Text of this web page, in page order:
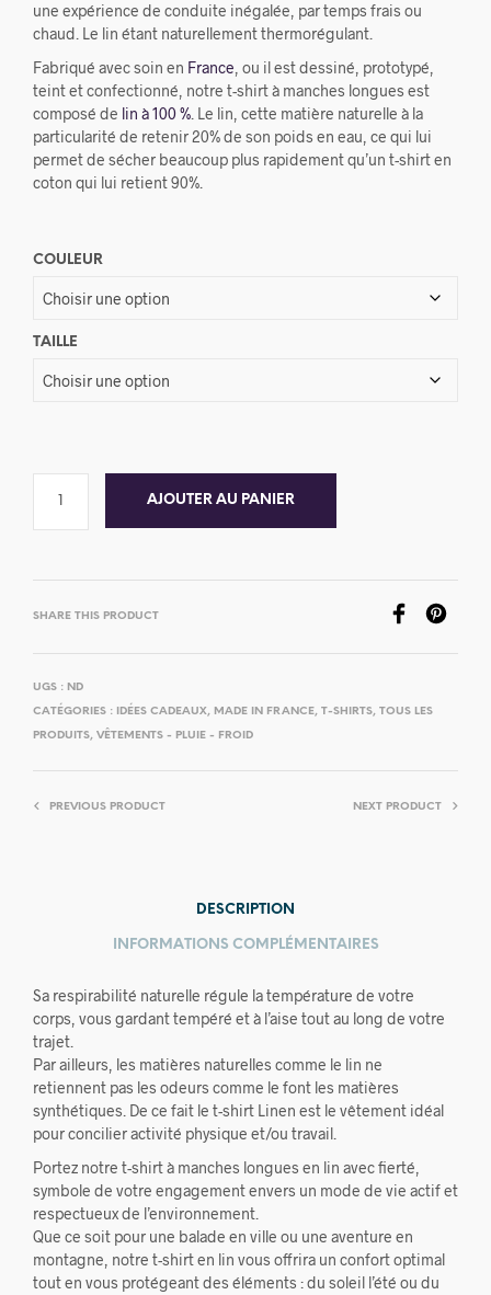
une expérience de conduite inégalée, par temps frais ou
chaud. Le lin étant naturellement thermorégulant.
Fabriqué avec soin en France, ou il est dessiné, prototypé,
teint et confectionné, notre t-shirt à manches longues est
composé de lin à 100 %. Le lin, cette matière naturelle à la
particularité de retenir 20% de son poids en eau, ce qui lui
permet de sécher beaucoup plus rapidement qu’un t-shirt en
coton qui lui retient 90%.
COULEUR
TAILLE
AJOUTER AU PANIER
SHARE THIS PRODUCT
UGS : ND
CATÉGORIES : IDÉES CADEAUX, MADE IN FRANCE, T-SHIRTS, TOUS LES
PRODUITS, VÊTEMENTS - PLUIE - FROID
PREVIOUS PRODUCT NEXT PRODUCT
DESCRIPTION
INFORMATIONS COMPLÉMENTAIRES
Sa respirabilité naturelle régule la température de votre
corps, vous gardant tempéré et à l’aise tout au long de votre
trajet.
Par ailleurs, les matières naturelles comme le lin ne
retiennent pas les odeurs comme le font les matières
synthétiques. De ce fait le t-shirt Linen est le vêtement idéal
pour concilier activité physique et/ou travail.
Portez notre t-shirt à manches longues en lin avec fierté,
symbole de votre engagement envers un mode de vie actif et
respectueux de l’environnement.
Que ce soit pour une balade en ville ou une aventure en
montagne, notre t-shirt en lin vous offrira un confort optimal
tout en vous protégeant des éléments : du soleil l’été ou du